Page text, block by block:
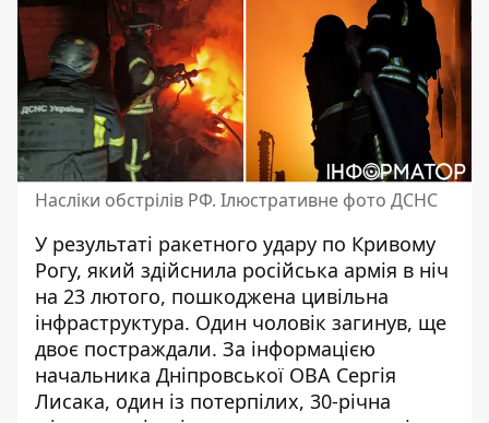
Насліки обстрілів РФ. Ілюстративне фото ДСНС
У результаті ракетного удару по Кривому
Рогу, який здійснила російська армія в ніч
на 23 лютого, пошкоджена цивільна
інфраструктура. Один чоловік загинув, ще
двоє постраждали. За інформацією
начальника Дніпровської ОВА Сергія
Лисака, один із потерпілих, 30-річна